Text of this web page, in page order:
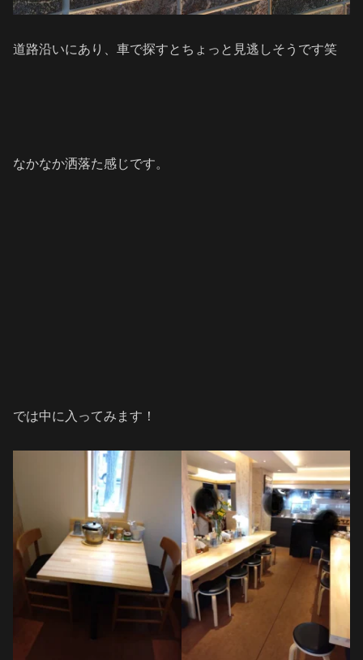
道路沿いにあり、車で探すとちょっと見逃しそうです笑
なかなか洒落た感じです。
では中に入ってみます！